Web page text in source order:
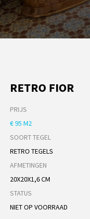
RETRO FIOR
PRIJS
€ 95 M2
SOORT TEGEL
RETRO TEGELS
AFMETINGEN
20X20X1,6 CM
STATUS
NIET OP VOORRAAD